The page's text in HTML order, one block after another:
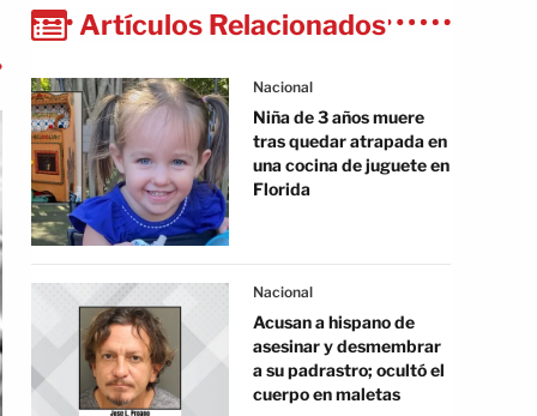
Artículos Relacionados
Nacional
Niña de 3 años muere
tras quedar atrapada en
una cocina de juguete en
Florida
Nacional
Acusan a hispano de
asesinar y desmembrar
a su padrastro; ocultó el
cuerpo en maletas